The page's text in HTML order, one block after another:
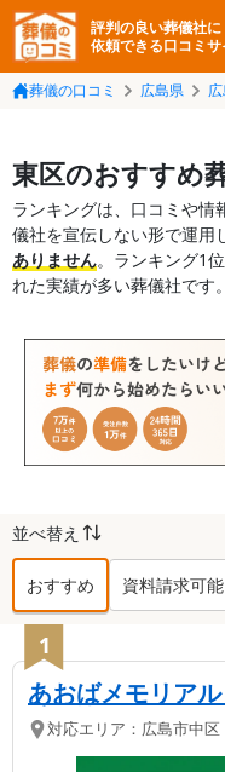
評判の良い葬儀社に
依頼できる口コミサ
葬儀の口コミ 広島県
東区のおすすめ
ランキングは、口コミや情
儀社を宣伝しない形で運用
ありません。ランキング1
れた実績が多い葬儀社です。
並べ替え
おすすめ 資料請求可能
東区
1
あおばメモリアル
対応エリア： 広島市中